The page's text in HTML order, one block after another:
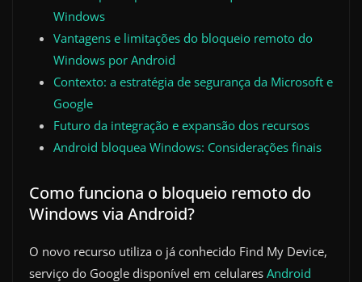
Windows
Vantagens e limitações do bloqueio remoto do
Windows por Android
Contexto: a estratégia de segurança da Microsoft e
Google
Futuro da integração e expansão dos recursos
Android bloquea Windows: Considerações finais
Como funciona o bloqueio remoto do
Windows via Android?
O novo recurso utiliza o já conhecido Find My Device,
serviço do Google disponível em celulares Android